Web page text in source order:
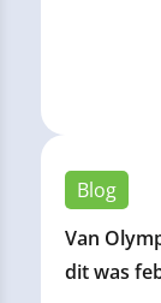
Blog
Van
dit was